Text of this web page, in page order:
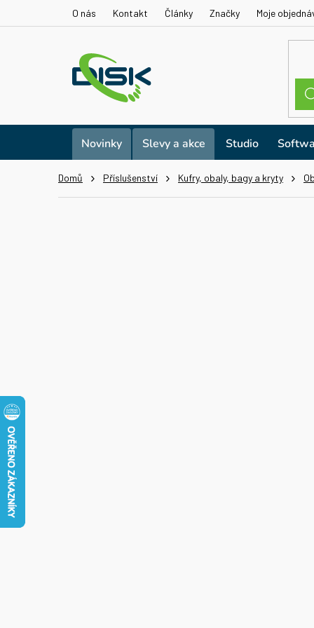
O nás Kontakt Články Značky Moje
Novinky Slevy a akce Studio
Domů Příslušenství Kufry, obaly, bagy a kryty